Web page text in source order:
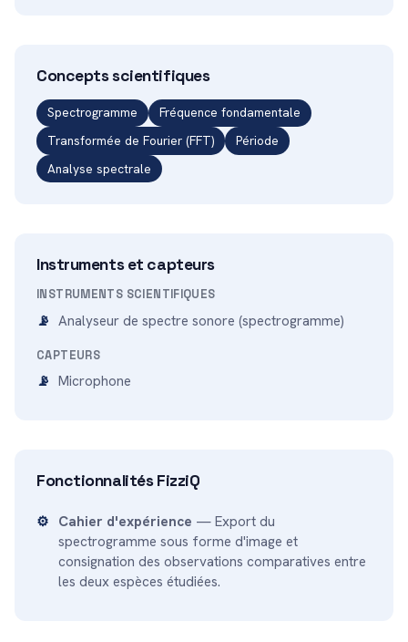
Concepts scientifiques
Spectrogramme
Fréquence fondamentale
Transformée de Fourier (FFT)
Période
Analyse spectrale
Instruments et capteurs
INSTRUMENTS SCIENTIFIQUES
Analyseur de spectre sonore (spectrogramme)
CAPTEURS
Microphone
Fonctionnalités FizziQ
Cahier d'expérience — Export du
spectrogramme sous forme d'image et
consignation des observations comparatives entre
les deux espèces étudiées.